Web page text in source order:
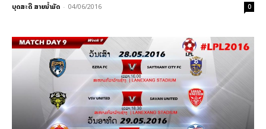
ບຸດສະດີ ສາຍນ້ຳມັດ - 04/06/2016 0